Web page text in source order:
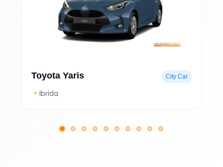
Toyota Yaris City Car
Ibrida